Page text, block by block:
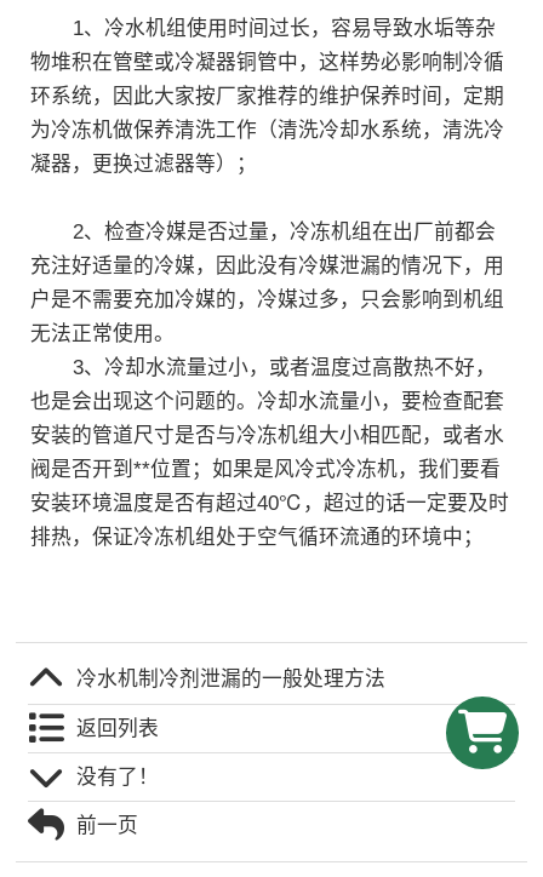
立即咨询
1、冷水机组使用时间过长，容易导致水垢等杂
物堆积在管壁或冷凝器铜管中，这样势必影响制冷循
环系统，因此大家按厂家推荐的维护保养时间，定期
为冷冻机做保养清洗工作（清洗冷却水系统，清洗冷
凝器，更换过滤器等）；
2、检查冷媒是否过量，冷冻机组在出厂前都会
充注好适量的冷媒，因此没有冷媒泄漏的情况下，用
户是不需要充加冷媒的，冷媒过多，只会影响到机组
无法正常使用。
3、冷却水流量过小，或者温度过高散热不好，
也是会出现这个问题的。冷却水流量小，要检查配套
安装的管道尺寸是否与冷冻机组大小相匹配，或者水
阀是否开到**位置；如果是风冷式冷冻机，我们要看
安装环境温度是否有超过40℃，超过的话一定要及时
排热，保证冷冻机组处于空气循环流通的环境中；
冷水机制冷剂泄漏的一般处理方法
返回列表
没有了！
前一页